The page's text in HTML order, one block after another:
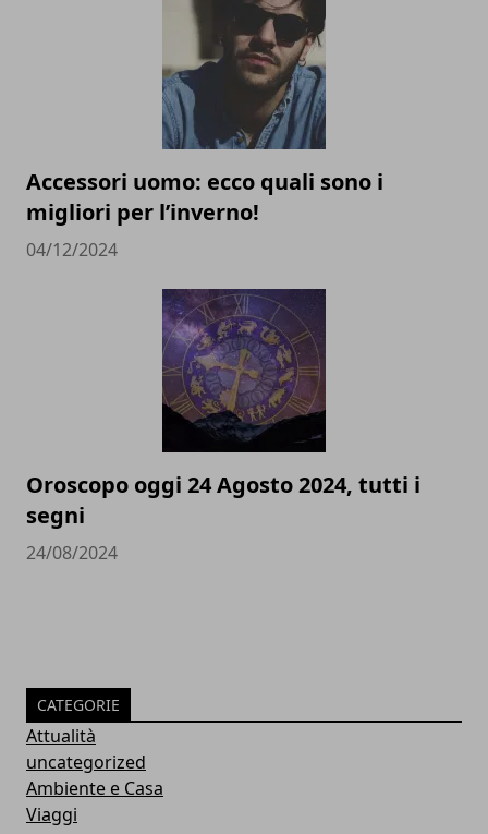
Accessori uomo: ecco quali sono i
migliori per l’inverno!
04/12/2024
Oroscopo oggi 24 Agosto 2024, tutti i
segni
24/08/2024
CATEGORIE
Attualità
uncategorized
Ambiente e Casa
Viaggi